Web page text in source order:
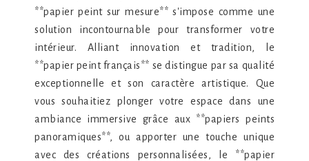
**papier peint sur mesure** s'impose comme une
solution incontournable pour transformer votre
intérieur. Alliant innovation et tradition, le
**papier peint français** se distingue par sa qualité
exceptionnelle et son caractère artistique. Que
vous souhaitiez plonger votre espace dans une
ambiance immersive grâce aux **papiers peints
panoramiques**, ou apporter une touche unique
avec des créations personnalisées, le **papier